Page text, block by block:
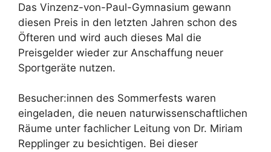
Das Vinzenz-von-Paul-Gymnasium gewann
diesen Preis in den letzten Jahren schon des
Öfteren und wird auch dieses Mal die
Preisgelder wieder zur Anschaffung neuer
Sportgeräte nutzen.
Besucher:innen des Sommerfests waren
eingeladen, die neuen naturwissenschaftlichen
Räume unter fachlicher Leitung von Dr. Miriam
Repplinger zu besichtigen. Bei dieser